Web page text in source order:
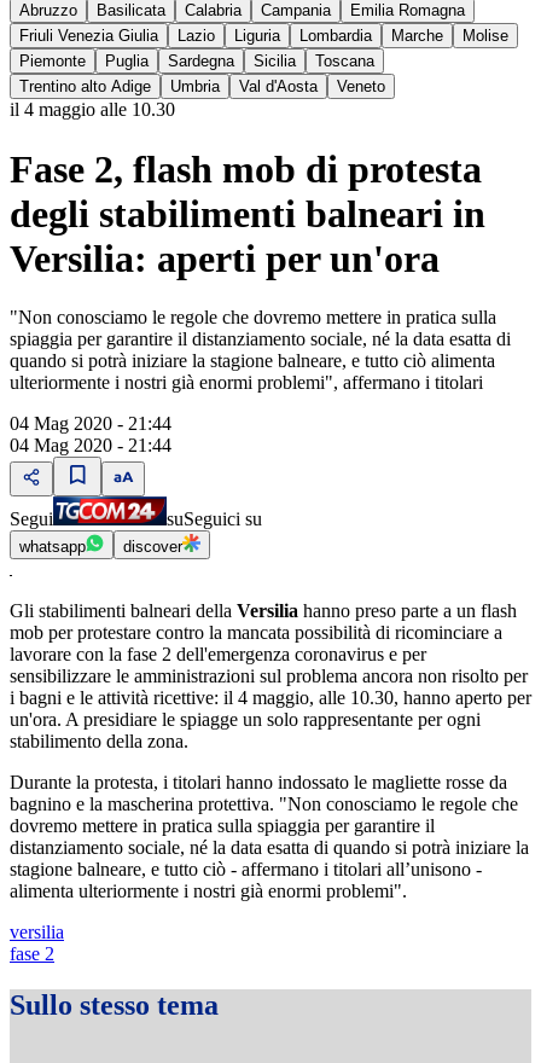
Abruzzo Basilicata Calabria Campania
Emilia Romagna
Friuli Venezia Giulia
Lazio Liguria Lombardia Marche
Molise
Piemonte
Puglia Sardegna Sicilia
Toscana
Trentino alto Adige
Umbria Val d'Aosta Veneto
il 4 maggio alle 10.30
Fase 2, flash mob di protesta
degli stabilimenti balneari in
Versilia: aperti per un'ora
"Non conosciamo le regole che dovremo mettere in pratica sulla
spiaggia per garantire il distanziamento sociale, né la data esatta di
quando si potrà iniziare la stagione balneare, e tutto ciò alimenta
ulteriormente i nostri già enormi problemi", affermano i titolari
04 Mag 2020 - 21:44
04 Mag 2020 - 21:44
Segui suSeguici su
whatsapp discover
Gli stabilimenti balneari della Versilia hanno preso parte a un flash
mob per protestare contro la mancata possibilità di ricominciare a
lavorare con la fase 2 dell'emergenza coronavirus e per
sensibilizzare le amministrazioni sul problema ancora non risolto per
i bagni e le attività ricettive: il 4 maggio, alle 10.30, hanno aperto per
un'ora. A presidiare le spiagge un solo rappresentante per ogni
stabilimento della zona.
Durante la protesta, i titolari hanno indossato le magliette rosse da
bagnino e la mascherina protettiva. "Non conosciamo le regole che
dovremo mettere in pratica sulla spiaggia per garantire il
distanziamento sociale, né la data esatta di quando si potrà iniziare la
stagione balneare, e tutto ciò - affermano i titolari all’unisono -
alimenta ulteriormente i nostri già enormi problemi".
versilia
fase 2
Sullo stesso tema